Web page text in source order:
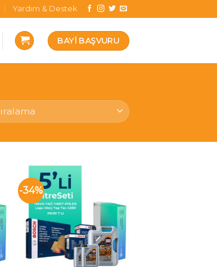
Yardım & Destek
BAYI BAŞVURU
-34%